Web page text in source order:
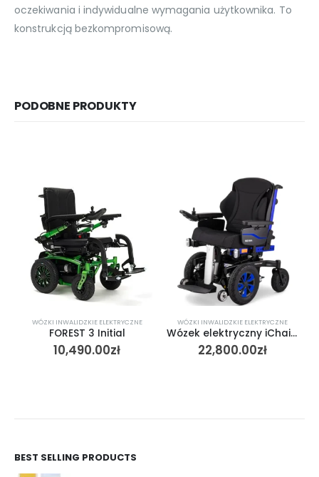
oczekiwania i indywidualne wymagania użytkownika. To
konstrukcją bezkompromisową.
PODOBNE PRODUKTY
WÓZKI INWALIDZKIE ELEKTRYCZNE
FOREST 3 Initial
10,490.00zł
WÓZKI INWALIDZKIE ELEKTRYCZNE
Wózek elektryczny iChair MC Front Meyra
22,800.00zł
BEST SELLING PRODUCTS